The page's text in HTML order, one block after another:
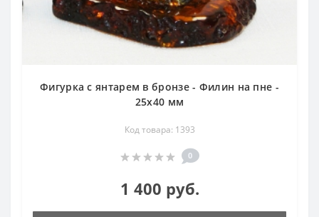
Фигурка с янтарем в бронзе - Филин на пне -
25х40 мм
Код товара: 1393
0
1 400 руб.